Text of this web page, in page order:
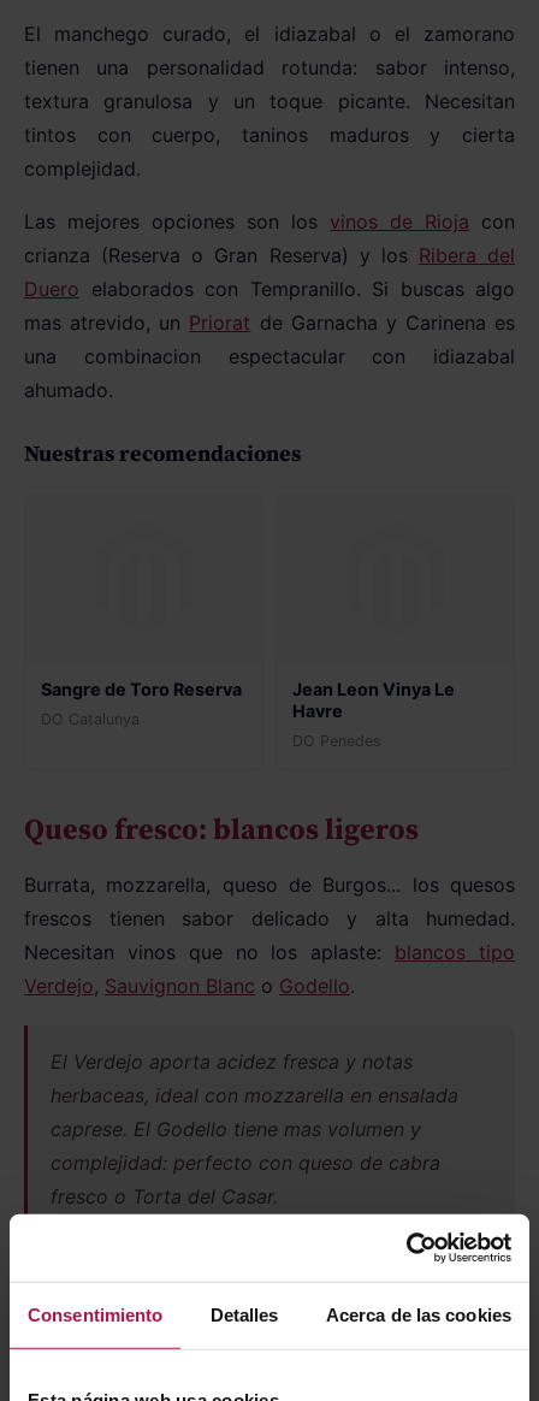
Consentimiento Detalles Acerca de las cookies
El manchego curado, el idiazabal o el zamorano
tienen una personalidad rotunda: sabor intenso,
textura granulosa y un toque picante. Necesitan
tintos con cuerpo, taninos maduros y cierta
complejidad.
Las mejores opciones son los vinos de Rioja con
crianza (Reserva o Gran Reserva) y los Ribera del
Duero elaborados con Tempranillo. Si buscas algo
mas atrevido, un Priorat de Garnacha y Carinena es
una combinacion espectacular con idiazabal
ahumado.
Nuestras recomendaciones
Sangre de Toro Reserva
DO Catalunya
Jean Leon Vinya Le
Havre
DO Penedes
Queso fresco: blancos ligeros
Burrata, mozzarella, queso de Burgos... los quesos
frescos tienen sabor delicado y alta humedad.
Necesitan vinos que no los aplaste: blancos tipo
Verdejo, Sauvignon Blanc o Godello.
El Verdejo aporta acidez fresca y notas
herbaceas, ideal con mozzarella en ensalada
caprese. El Godello tiene mas volumen y
complejidad: perfecto con queso de cabra
fresco o Torta del Casar.
Nuestras recomendaciones